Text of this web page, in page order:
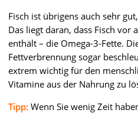
Fisch ist übrigens auch sehr
Das liegt daran, dass Fisch vor
enthält – die Omega-3-Fette.
Fettverbrennung sogar
extrem wichtig für den
Vitamine aus der Nahrung zu
Tipp: Wenn Sie wenig Zeit